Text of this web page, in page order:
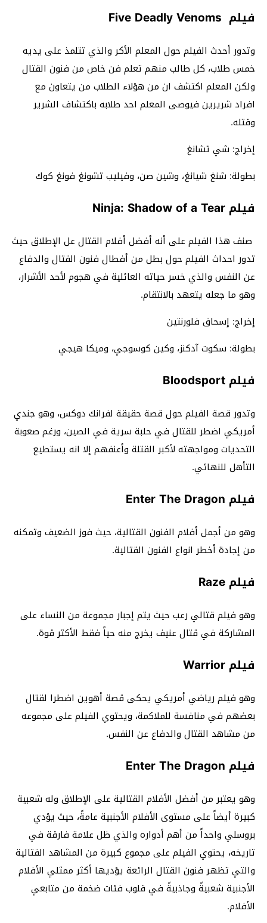
فيلم Five Deadly Venoms
وتدور أحدث الفيلم حول المعلم الأكر والذي تتلمذ على يديه
خمس طلاب، كل طالب منهم تعلم فن خاص من فنون القتال
ولكن المعلم اكتشف ان من هؤلاء الطلاب من يتعاون مع
افراد شريرين فيوصى المعلم احد طلابه باكتشاف الشرير
وقتله.
إخراج: شي تشانغ
بطولة: شنغ شيانغ، وشين صن، وفيليب تشونغ فونغ كوك
فيلم Ninja: Shadow of a Tear
صنف هذا الفيلم على أنه أفضل أفلام القتال عل الإطلاق حيث
تدور احداث الفيلم حول بطل من أفطال فنون القتال والدفاع
عن النفس والذي خسر حياته العائلية في هجوم لأحد الأشرار،
وهو ما جعله يتعهد بالانتقام.
إخراج: إسحاق فلورنتين
بطولة: سكوت آدكنز، وكين كوسوجي، وميكا هيجي
فيلم Bloodsport
وتدور قصة الفيلم حول قصة حقيقة لفرانك دوكس، وهو جندي
أمريكي اضطر للقتال في حلبة سرية في الصين، ورغم صعوبة
التحديات ومواجهته لأكبر القتلة وأعنفهم إلا انه يستطيع
التأهل للنهائي.
فيلم Enter The Dragon
وهو من أجمل أفلام الفنون القتالية، حيث فوز الضعيف وتمكنه
من إجادة أخطر انواع الفنون القتالية.
فيلم Raze
وهو فيلم قتالي رعب حيث يتم إجبار مجموعة من النساء على
المشاركة في قتال عنيف يخرج منه حياً فقط الأكثر قوة.
فيلم Warrior
وهو فيلم رياضي أمريكي يحكى قصة أهوين اضطرا لقتال
بعضهم في منافسة للملاكمة، ويحتوي الفيلم على مجموعه
من مشاهد القتال والدفاع عن النفس.
فيلم Enter The Dragon
وهو يعتبر من أفضل الأفلام القتالية على الإطلاق وله شعبية
كبيرة أيضاً على مستوى الأفلام الأجنبية عامةً، حيث يؤدي
بروسلي واحداً من أهم أدواره والذي ظل علامة فارقة في
تاريخه، يحتوي الفيلم على مجموع كبيرة من المشاهد القتالية
والتي تظهر فنون القتال الرائعة يؤديها أكثر ممثلي الأفلام
الأجنبية شعبيةً وجاذبيةً في قلوب فئات ضخمة من متابعي
الأفلام.